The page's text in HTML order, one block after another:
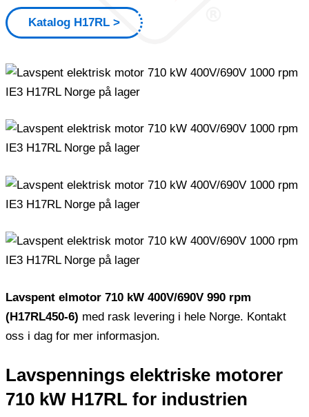
Katalog H17RL
Lavspent elmotor 710 kW 400V/690V 990 rpm
(H17RL450-6) med rask levering i hele Norge. Kontakt
oss i dag for mer informasjon.
Lavspennings elektriske motorer
710 kW H17RL for industrien